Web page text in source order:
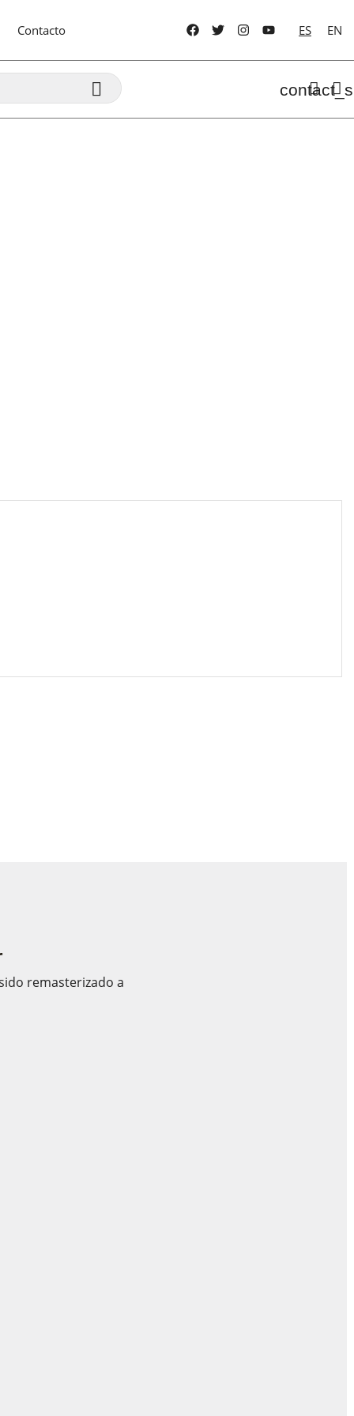
Contacto ES EN

remasterizado a